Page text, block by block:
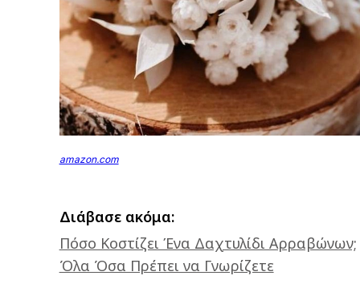
amazon.com
Διάβασε ακόμα:
Πόσο Κοστίζει Ένα Δαχτυλίδι Αρραβώνων;
Όλα Όσα Πρέπει να Γνωρίζετε